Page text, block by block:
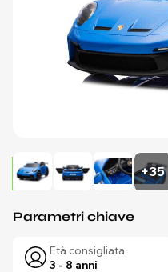
+35
Parametri chiave
Età consigliata
3 - 8 anni